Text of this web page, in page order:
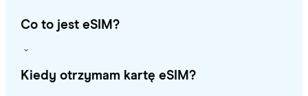
Co to jest eSIM?
Kiedy otrzymam kartę eSIM?